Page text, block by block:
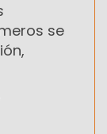
se